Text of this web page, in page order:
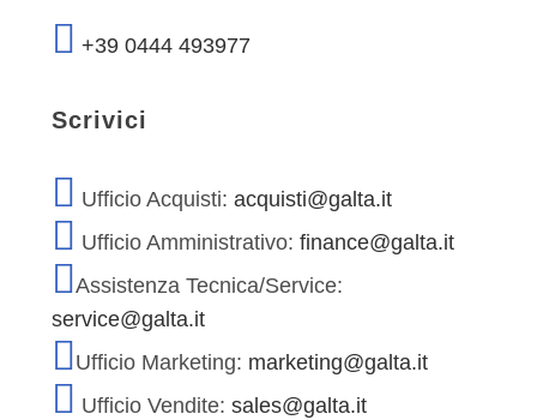
+39 0444 493977
Scrivici
Ufficio Acquisti: acquisti@galta.it
Ufficio Amministrativo: finance@galta.it
Assistenza Tecnica/Service:
service@galta.it
Ufficio Marketing: marketing@galta.it
Ufficio Vendite: sales@galta.it